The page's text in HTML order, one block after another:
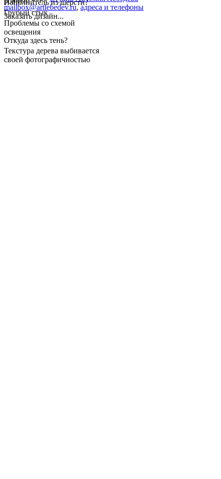
Наполнитель из шерсти?
Грубый стык
Проблемы со схемой
освещения
Откуда здесь тень?
Текстура дерева выбивается
своей фотографичностью
mailbox@artlebedev.ru, адреса и телефоны
Заказать дизайн...